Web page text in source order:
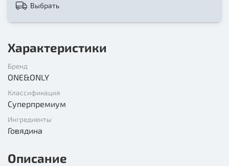
Выбрать
Характеристики
Бренд
ONE&ONLY
Классификация
Суперпремиум
Ингредиенты
Говядина
Описание